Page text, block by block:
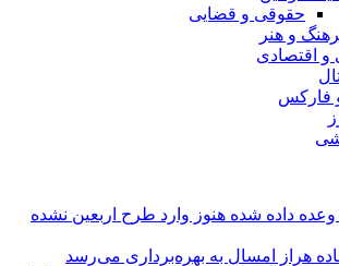
حقوقی و قضایی
و هنر
و اقتصادی
فارکس
وعده داده شده هنوز وارد طرح اربعین نشده
هراز امسال به بهره‌برداری می‌رسد